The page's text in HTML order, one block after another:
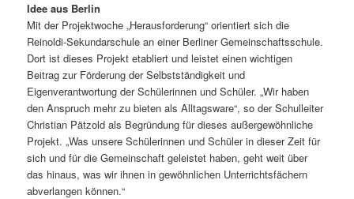
Idee aus Berlin
Mit der Projektwoche „Herausforderung“ orientiert sich die
Reinoldi-Sekundarschule an einer Berliner Gemeinschaftsschule.
Dort ist dieses Projekt etabliert und leistet einen wichtigen
Beitrag zur Förderung der Selbstständigkeit und
Eigenverantwortung der Schülerinnen und Schüler. „Wir haben
den Anspruch mehr zu bieten als Alltagsware“, so der Schulleiter
Christian Pätzold als Begründung für dieses außergewöhnliche
Projekt. „Was unsere Schülerinnen und Schüler in dieser Zeit für
sich und für die Gemeinschaft geleistet haben, geht weit über
das hinaus, was wir ihnen in gewöhnlichen Unterrichtsfächern
abverlangen können.“